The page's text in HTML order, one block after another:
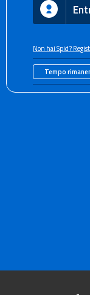
Non hai Spid?
Tempo